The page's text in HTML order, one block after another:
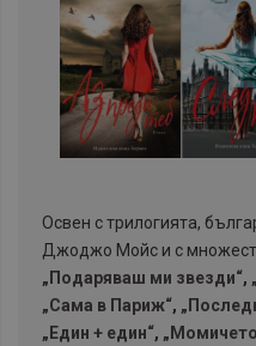
Освен с трилогията,
Джоджо Мойс и с
„Подаряваш ми звезди“,
„Сама в Париж“,
„Един + един“,